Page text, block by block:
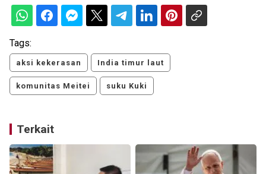
Tags:
aksi kekerasan India timur laut
komunitas Meitei suku Kuki
Terkait